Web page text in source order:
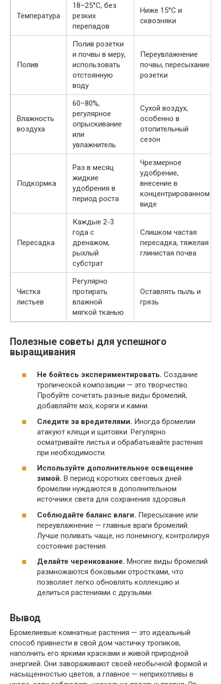
Температура
18–25°C, без
резких
перепадов
Ниже 15°C и
сквозняки
Полив
Полив розетки
и почвы в меру,
использовать
отстоянную
воду
Переувлажнение
почвы, пересыхание
розетки
Влажность
воздуха
60–80%,
регулярное
опрыскивание
или
увлажнитель
Сухой воздух,
особенно в
отопительный
сезон
Подкормка
Раз в месяц
жидкие
удобрения в
период роста
Чрезмерное
удобрение,
внесение в
концентрированном
виде
Пересадка
Каждые 2-3
года с
дренажом,
рыхлый
субстрат
Слишком частая
пересадка, тяжелая
глинистая почва
Чистка
листьев
Регулярно
протирать
влажной
мягкой тканью
Оставлять пыль и
грязь
Полезные советы для успешного
выращивания
Не бойтесь экспериментировать. Создание
тропической композиции — это творчество.
Пробуйте сочетать разные виды бромелий,
добавляйте мох, коряги и камни.
Следите за вредителями. Иногда бромелии
атакуют клещи и щитовки. Регулярно
осматривайте листья и обрабатывайте растения
при необходимости.
Используйте дополнительное освещение
зимой. В период коротких световых дней
бромелии нуждаются в дополнительном
источнике света для сохранения здоровья.
Соблюдайте баланс влаги. Пересыхание или
переувлажнение — главные враги бромелий.
Лучше поливать чаще, но понемногу, контролируя
состояние растения.
Делайте черенкование. Многие виды бромелий
размножаются боковыми отростками, что
позволяет легко обновлять коллекцию и
делиться растениями с друзьями.
Вывод
Бромелиевые комнатные растения — это идеальный
способ привнести в свой дом частичку тропиков,
наполнить его яркими красками и живой природной
энергией. Они завораживают своей необычной формой и
насыщенностью цветов, а главное — неприхотливы в